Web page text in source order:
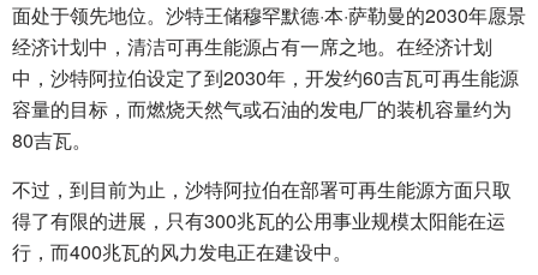
面处于领先地位。沙特王储穆罕默德·本·萨勒曼的2030年愿景
经济计划中，清洁可再生能源占有一席之地。在经济计划
中，沙特阿拉伯设定了到2030年，开发约60吉瓦可再生能源
容量的目标，而燃烧天然气或石油的发电厂的装机容量约为
80吉瓦。
不过，到目前为止，沙特阿拉伯在部署可再生能源方面只取
得了有限的进展，只有300兆瓦的公用事业规模太阳能在运
行，而400兆瓦的风力发电正在建设中。